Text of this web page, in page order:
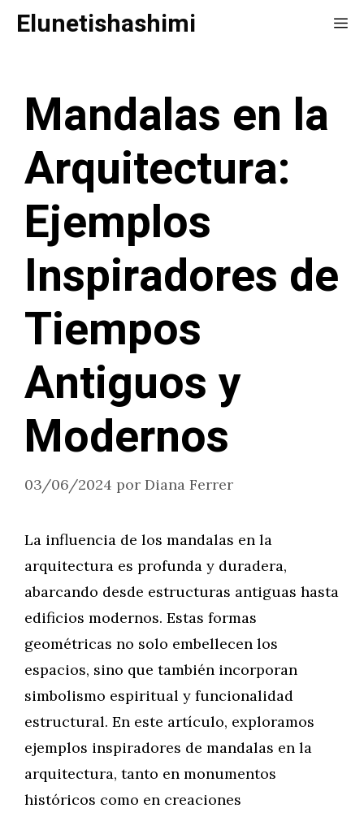
SaltarElunetishashimi
Mandalas en la
Arquitectura:
Ejemplos
Inspiradores de
Tiempos
Antiguos y
Modernos
03/06/2024 por Diana Ferrer
La influencia de los mandalas en la
arquitectura es profunda y duradera,
abarcando desde estructuras antiguas hasta
edificios modernos. Estas formas
geométricas no solo embellecen los
espacios, sino que también incorporan
simbolismo espiritual y funcionalidad
estructural. En este artículo, exploramos
ejemplos inspiradores de mandalas en la
arquitectura, tanto en monumentos
históricos como en creaciones